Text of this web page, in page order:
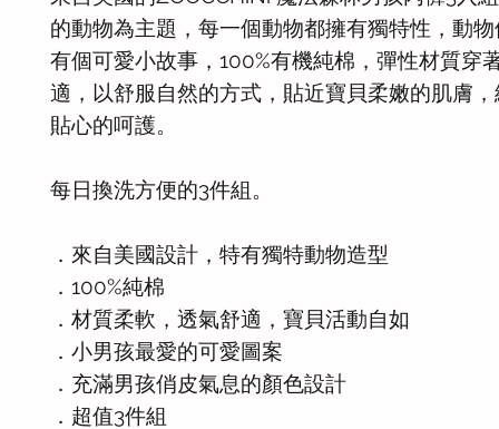
的動物為主題，每一個動物都擁有獨特性，動
有個可愛小故事，100%有機純棉，彈性材質穿
適，以舒服自然的方式，貼近寶貝柔嫩的肌膚
貼心的呵護。
每日換洗方便的3件組。
．來自美國設計，特有獨特動物造型
．100%純棉
．材質柔軟，透氣舒適，寶貝活動自如
．小男孩最愛的可愛圖案
．充滿男孩俏皮氣息的顏色設計
．超值3件組